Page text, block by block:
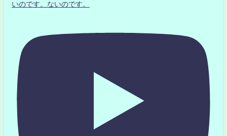
いのです。ないのです。